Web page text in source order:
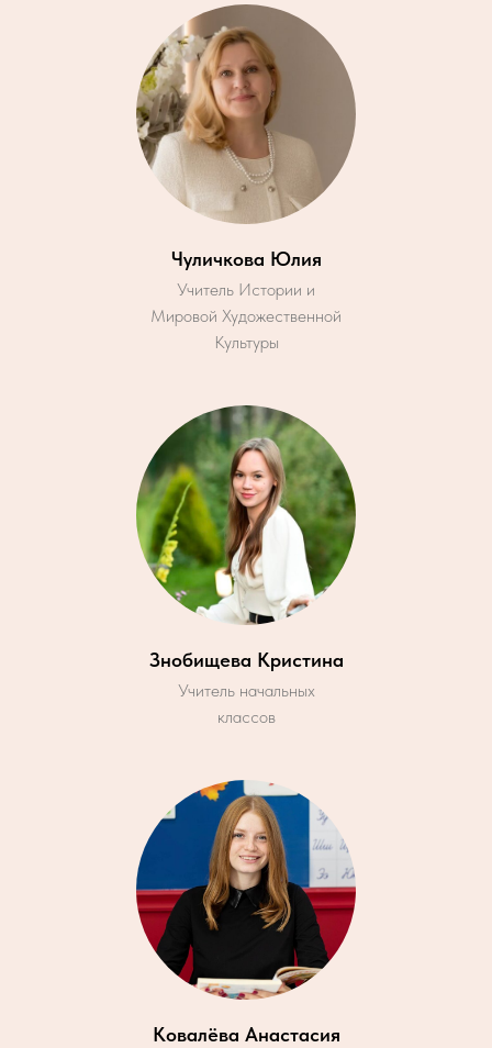
Чуличкова Юлия
Учитель Истории и
Мировой Художественной
Культуры
Знобищева Кристина
Учитель начальных
классов
Ковалёва Анастасия